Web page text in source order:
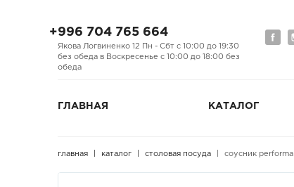
+996 704 765 664
Якова Логвиненко 12 Пн - Сбт с 10:00 до 19:30
без обеда в Воскресенье с 10:00 до 18:00 без
обеда
ГЛАВНАЯ КАТАЛОГ
главная каталог столовая посуда соусник performa